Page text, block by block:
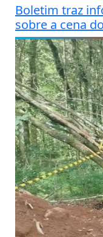
Boletim traz
sobre a cena